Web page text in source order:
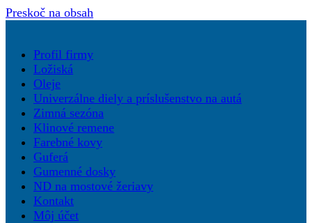
Preskoč na obsah
Profil firmy
Ložiská
Oleje
Univerzálne diely a príslušenstvo na autá
Zimná sezóna
Klinové remene
Farebné kovy
Guferá
Gumenné dosky
ND na mostové žeriavy
Kontakt
Môj účet